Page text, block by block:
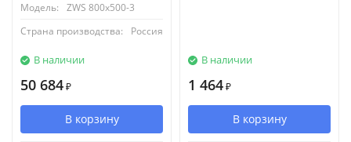
Модель:
ZWS 800x500-3
Страна производства:
Россия
В наличии
50 684 ₽
В корзину
В наличии
1 464 ₽
В корзину